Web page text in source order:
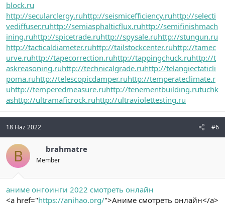
block.ru
http://secularclergy.ruhttp://seismicefficiency.ruhttp://selecti
vediffuser.ruhttp://semiasphalticflux.ruhttp://semifinishmach
ining.ruhttp://spicetrade.ruhttp://spysale.ruhttp://stungun.ru
http://tacticaldiameter.ruhttp://tailstockcenter.ruhttp://tamec
urve.ruhttp://tapecorrection.ruhttp://tappingchuck.ruhttp://t
askreasoning.ruhttp://technicalgrade.ruhttp://telangiectaticli
poma.ruhttp://telescopicdamper.ruhttp://temperateclimate.r
uhttp://temperedmeasure.ruhttp://tenementbuilding.rutuchk
ashttp://ultramaficrock.ruhttp://ultraviolettesting.ru
18 Haz 2022 #6
B brahmatre
Member
аниме онгоинги 2022 смотреть онлайн
<a href="https://anihao.org/">Аниме смотреть онлайн</a>